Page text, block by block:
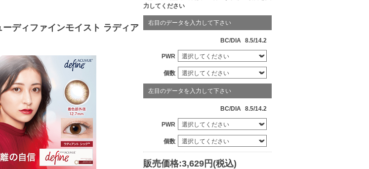
ーディファインモイスト ラディア
力してください
右目のデータを入力して下さい
BC/DIA 8.5/14.2
PWR
個数
左目のデータを入力して下さい
BC/DIA 8.5/14.2
PWR
個数
販売価格:3,629円(税込)